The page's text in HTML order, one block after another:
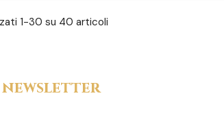
1-30 su 40 articoli